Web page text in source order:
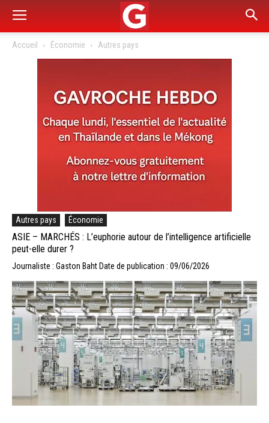
Accueil Économie Autres pays
Autres pays Économie
ASIE – MARCHÉS : L’euphorie autour de l’intelligence artificielle
peut-elle durer ?
Journaliste : Gaston Baht Date de publication : 09/06/2026